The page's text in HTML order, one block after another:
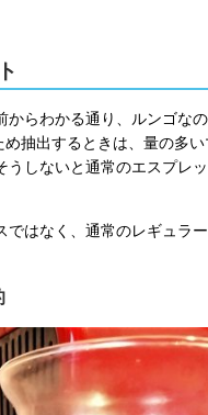
からわかる通り、ルンゴな
抽出するときは、量の多
うしないと通常のエスプレ
ではなく、通常のレギュラ